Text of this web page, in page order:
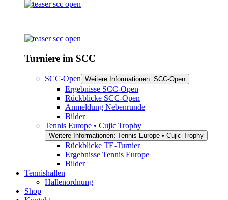
Turniere im SCC
SCC-Open Weitere Informationen: SCC-Open
Ergebnisse SCC-Open
Rückblicke SCC-Open
Anmeldung Nebenrunde
Bilder
Tennis Europe • Cujic Trophy
Weitere Informationen: Tennis Europe • Cujic Trophy
Rückblicke TE-Turnier
Ergebnisse Tennis Europe
Bilder
Tennishallen
Hallenordnung
Shop